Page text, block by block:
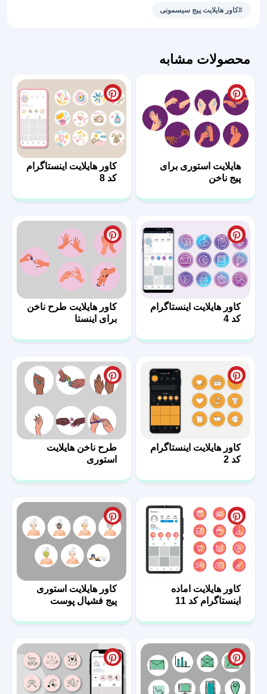
برای
#کاور هایلایت پیج سیسمونی
محصولات مشابه
هایلایت استوری برای
پیج ناخن
کاور هایلایت اینستاگرام
کد 8
کاور هایلایت اینستاگرام
کد 4
کاور هایلایت طرح ناخن
برای اینستا
کاور هایلایت اینستاگرام
کد 2
طرح ناخن هایلایت
استوری
کاور هایلایت اماده
اینستاگرام کد 11
کاور هایلایت استوری
پیج فشیال پوست